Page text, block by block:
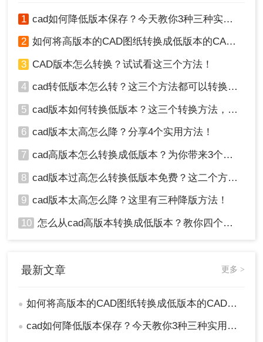
1 cad如何降低版本保存？今天教你3种三种实用方法对比！
2 如何将高版本的CAD图纸转换成低版本的CAD图纸？3种实用方法对比！
3 CAD版本怎么转换？试试看这三个方法！
4 cad转低版本怎么转？这三个方法都可以转换版本！
5 cad版本如何转换低版本？这三个转换方法，你一定要学会！
6 cad版本太高怎么降？分享4个实用方法！
7 cad高版本怎么转换成低版本？为你带来3个好用的方法！
8 cad版本过高怎么转换低版本免费？这二个方法了解一下！
9 cad版本太高怎么降？这里有三种降版方法！
10 怎么从cad高版本转换成低版本？教你四个小妙招轻松搞定！
最新文章 更多 >
● 如何将高版本的CAD图纸转换成低版本的CAD图纸？3种实用方法对比！
● cad如何降低版本保存？今天教你3种三种实用方法对比！